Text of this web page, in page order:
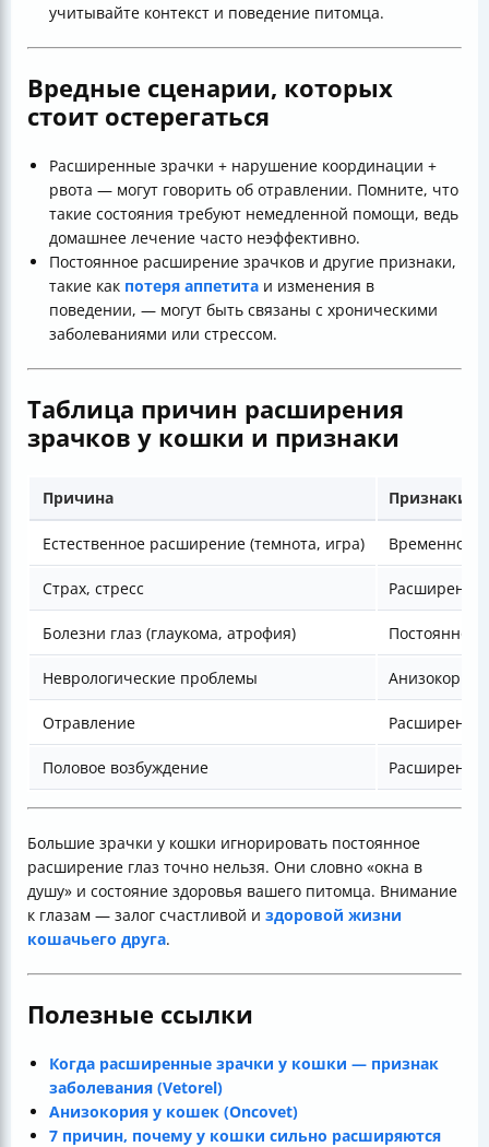
учитывайте контекст и поведение питомца.
Вредные сценарии, которых
стоит остерегаться
Расширенные зрачки + нарушение координации +
рвота — могут говорить об отравлении. Помните, что
такие состояния требуют немедленной помощи, ведь
домашнее лечение часто неэффективно.
Постоянное расширение зрачков и другие признаки,
такие как потеря аппетита и изменения в
поведении, — могут быть связаны с хроническими
заболеваниями или стрессом.
Таблица причин расширения
зрачков у кошки и признаки
Причина Признаки
Естественное расширение (темнота, игра) Временное,
Страх, стресс Расширение
Болезни глаз (глаукома, атрофия) Постоянное
Неврологические проблемы
Отравление
Половое возбуждение Расширение
Большие зрачки у кошки игнорировать постоянное
расширение глаз точно нельзя. Они словно «окна в
душу» и состояние здоровья вашего питомца. Внимание
к глазам — залог счастливой и здоровой жизни
кошачьего друга.
Полезные ссылки
Когда расширенные зрачки у кошки — признак
заболевания (Vetorel)
Анизокория у кошек (Oncovet)
7 причин, почему у кошки сильно расширяются